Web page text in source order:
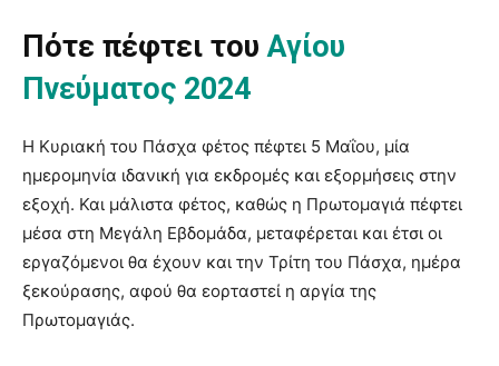
Πότε πέφτει τουΑγίου
Πνεύματος 2024
Η Κυριακή του Πάσχα φέτος πέφτει 5 Μαΐου, μία
ημερομηνία ιδανική για εκδρομές και εξορμήσεις στην
εξοχή. Και μάλιστα φέτος, καθώς η Πρωτομαγιά πέφτει
μέσα στη Μεγάλη Εβδομάδα, μεταφέρεται και έτσι οι
εργαζόμενοι θα έχουν και την Τρίτη του Πάσχα, ημέρα
ξεκούρασης, αφού θα εορταστεί η αργία της
Πρωτομαγιάς.